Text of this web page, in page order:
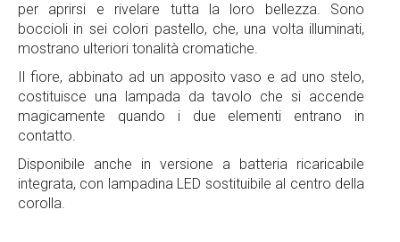
per aprirsi e rivelare tutta la loro bellezza. Sono
boccioli in sei colori pastello, che, una volta illuminati,
mostrano ulteriori tonalità cromatiche.
Il fiore, abbinato ad un apposito vaso e ad uno stelo,
costituisce una lampada da tavolo che si accende
magicamente quando i due elementi entrano in
contatto.
Disponibile anche in versione a batteria ricaricabile
integrata, con lampadina LED sostituibile al centro della
corolla.